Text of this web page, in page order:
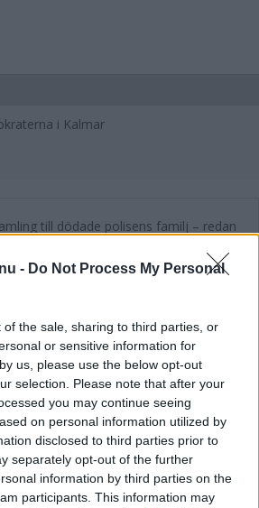
- Do Not Process My Personal
of the sale, sharing to third parties, or
or sensitive information for
us, please use the below opt-out
selection. Please note that after your
you may continue seeing
on personal information utilized by
disclosed to third parties prior to
separately opt-out of the further
information by third parties on the
participants. This information may
i Kalmar
insamling till dödade
in fler nyheter